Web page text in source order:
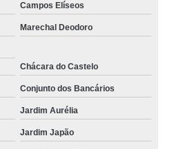
Campos Elíseos
Marechal Deodoro
Chácara do Castelo
Conjunto dos Bancários
Jardim Aurélia
Jardim Japão